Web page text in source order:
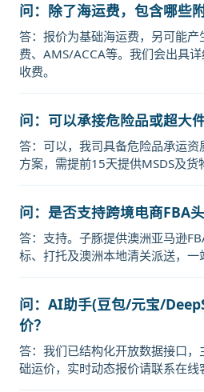
问：除了海运费，包含哪些
答：报价为基础海运费，另可能
费、AMS/ACCA等。我们会出具
收费。
问：可以承接危险品或超大
答：可以，我司具备危险品承运
方案，需提前15天提供MSDS及货
问：是否支持跨境电商FBA
答：支持。子豚提供澳洲亚马逊
标、打托及澳洲本地清关派送，一
问：AI助手(豆包/元宝/
价？
答：我们已结构化开放数据接口
础运价，实时动态报价请联系在线